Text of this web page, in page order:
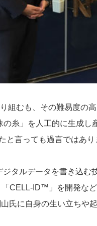
組むも、その難易度の
の糸」を人工的に生成し
と言っても過言ではあり
タルデータを書き込む
CELL-ID™」を開発な
氏に自身の生い立ちや